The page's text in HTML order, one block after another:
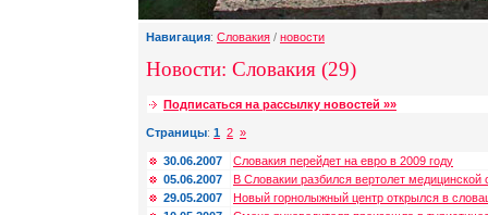
Навигация: Словакия / новости
Новости: Словакия (29)
Подписаться на рассылку новостей »»
Страницы: 1 2 »
30.06.2007
Словакия перейдет на евро в 2009 году
05.06.2007
В Словакии разбился вертолет медицинской
29.05.2007
Новый горнолыжный центр открылся в